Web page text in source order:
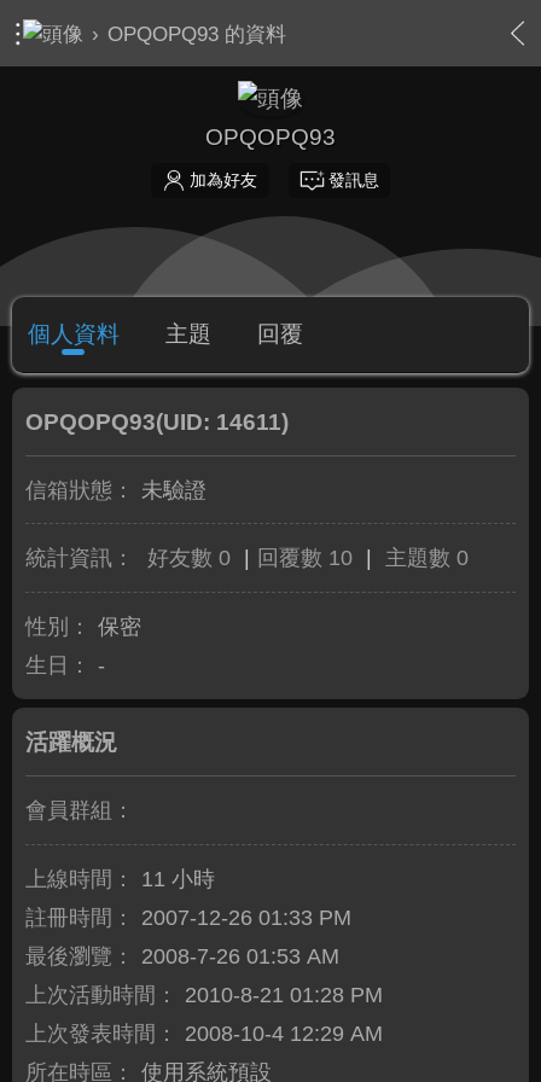
› OPQOPQ93 的資料
OPQOPQ93
加為好友 發訊息
個人資料 主題 回覆
OPQOPQ93(UID: 14611)
信箱狀態： 未驗證
統計資訊： 好友數 0 回覆數 10 主題數 0
性別：
保密
生日：
-
活躍概況
會員群組：
上線時間：
11 小時
註冊時間：
2007-12-26 01:33 PM
最後瀏覽：
2008-7-26 01:53 AM
上次活動時間：
2010-8-21 01:28 PM
上次發表時間：
2008-10-4 12:29 AM
所在時區：
使用系統預設